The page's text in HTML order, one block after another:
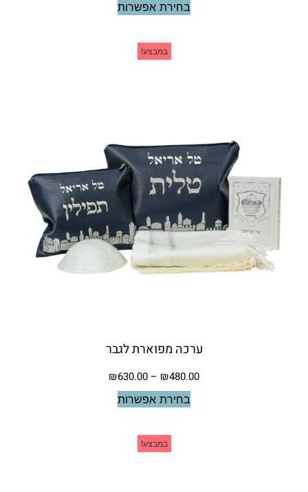
בחירת אפשרות
במבצע!
ערכה מפוארת לגבר
₪480.00
–
₪630.00
בחירת אפשרות
במבצע!